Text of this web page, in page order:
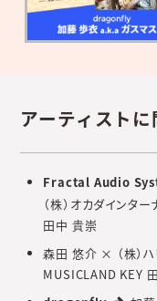
アーティスト
Fractal Audio
（株）オカダインタ
田中 貴崇
森田 悠介 × （株）
MUSICLAND KEY